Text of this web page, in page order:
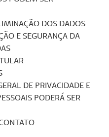
DOS DADOS
E SEGURANÇA DA
DE PRIVACIDADE E
PODERÁ SER